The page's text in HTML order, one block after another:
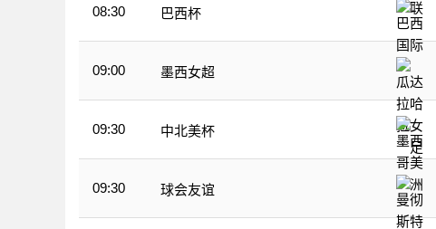
08:30 巴西杯
09:00 墨西女超
09:30 中北美杯
09:30 球会友谊